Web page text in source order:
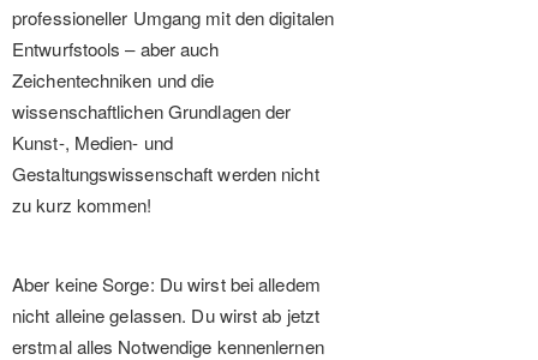
professioneller Umgang mit den digitalen
Entwurfstools – aber auch
Zeichentechniken und die
wissenschaftlichen Grundlagen der
Kunst-, Medien- und
Gestaltungswissenschaft werden nicht
zu kurz kommen!
Aber keine Sorge: Du wirst bei alledem
nicht alleine gelassen. Du wirst ab jetzt
erstmal alles Notwendige kennenlernen